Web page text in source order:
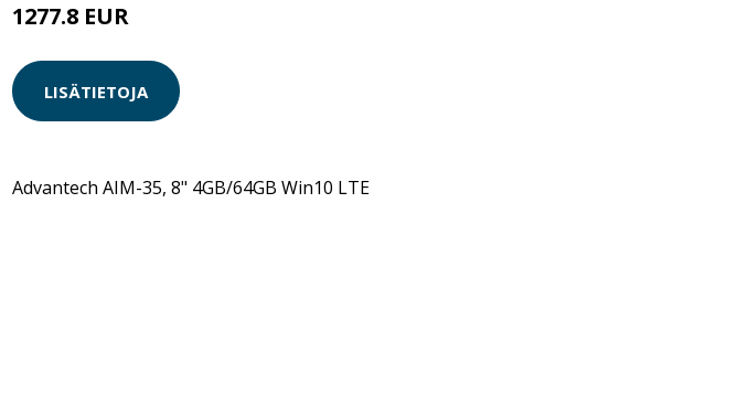
1277.8 EUR
LISÄTIETOJA
Advantech AIM-35, 8" 4GB/64GB Win10 LTE